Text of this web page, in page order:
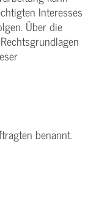
Interesses
Über die
benannt.